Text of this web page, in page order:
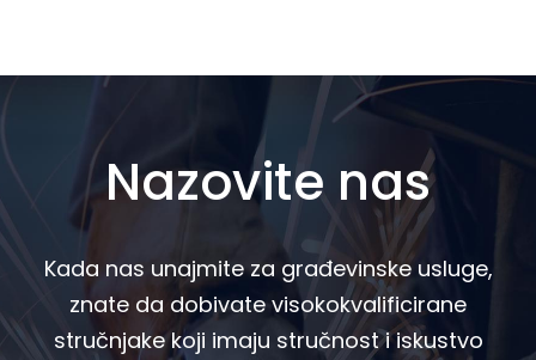
Nazovite nas
Kada nas unajmite za građevinske usluge,
znate da dobivate visokokvalificirane
stručnjake koji imaju stručnost i iskustvo